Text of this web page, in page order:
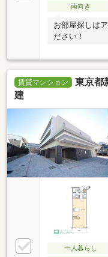
南向き
お部屋探しは
ださい！
賃貸マンション
東京都
建
一人暮らし